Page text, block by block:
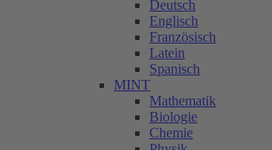
Deutsch
Englisch
Französisch
Latein
Spanisch
MINT
Mathematik
Biologie
Chemie